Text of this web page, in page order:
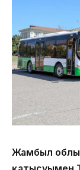
Жамбыл